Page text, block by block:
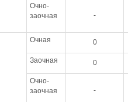
Очно-
заочная
-
Очная 0
Заочная 0
Очно-
заочная
-